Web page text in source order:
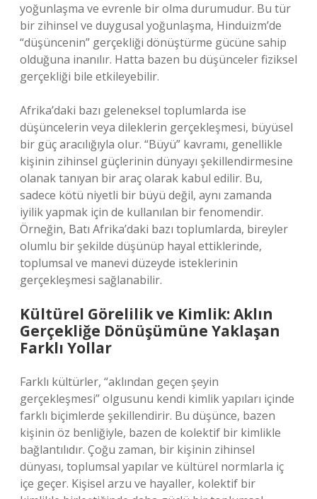
yoğunlaşma ve evrenle bir olma durumudur. Bu tür
bir zihinsel ve duygusal yoğunlaşma, Hinduizm’de
“düşüncenin” gerçekliği dönüştürme gücüne sahip
olduğuna inanılır. Hatta bazen bu düşünceler fiziksel
gerçekliği bile etkileyebilir.
Afrika’daki bazı geleneksel toplumlarda ise
düşüncelerin veya dileklerin gerçekleşmesi, büyüsel
bir güç aracılığıyla olur. “Büyü” kavramı, genellikle
kişinin zihinsel güçlerinin dünyayı şekillendirmesine
olanak tanıyan bir araç olarak kabul edilir. Bu,
sadece kötü niyetli bir büyü değil, aynı zamanda
iyilik yapmak için de kullanılan bir fenomendir.
Örneğin, Batı Afrika’daki bazı toplumlarda, bireyler
olumlu bir şekilde düşünüp hayal ettiklerinde,
toplumsal ve manevi düzeyde isteklerinin
gerçekleşmesi sağlanabilir.
Kültürel Görelilik ve Kimlik: Aklın
Gerçekliğe Dönüşümüne Yaklaşan
Farklı Yollar
Farklı kültürler, “aklından geçen şeyin
gerçekleşmesi” olgusunu kendi kimlik yapıları içinde
farklı biçimlerde şekillendirir. Bu düşünce, bazen
kişinin öz benliğiyle, bazen de kolektif bir kimlikle
bağlantılıdır. Çoğu zaman, bir kişinin zihinsel
dünyası, toplumsal yapılar ve kültürel normlarla iç
içe geçer. Kişisel arzu ve hayaller, kolektif bir